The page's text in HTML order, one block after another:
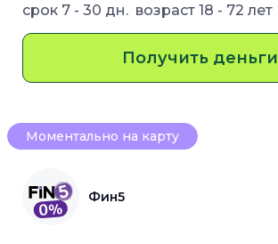
срок 7 - 30 дн. возраст 18 - 72 лет
Получить деньги
Моментально на карту
Фин5